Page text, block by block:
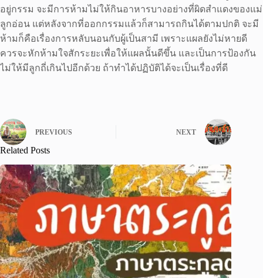
อยู่กรรม จะมีการห้ามไม่ให้กินอาหารบางอย่างที่ผิดสำแดงของแม่
ลูกอ่อน แต่หลังจากที่ออกกรรมแล้วก็สามารถกินได้ตามปกติ จะมี
ห้ามก็คือเรื่องการหลับนอนกับผู้เป็นสามี เพราะแผลยังไม่หายดี
ควรจะหักห้ามใจสักระยะเพื่อให้แผลนั้นดีขึ้น และเป็นการป้องกัน
ไม่ให้มีลูกถี่เกินไปอีกด้วย ถ้าทำได้ปฏิบัติได้จะเป็นเรื่องที่ดี
PREVIOUS NEXT
Related Posts